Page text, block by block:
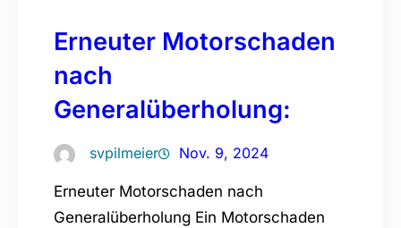
Erneuter Motorschaden
nach
Generalüberholung:
svpilmeier Nov. 9, 2024
Erneuter Motorschaden nach
Generalüberholung Ein Motorschaden